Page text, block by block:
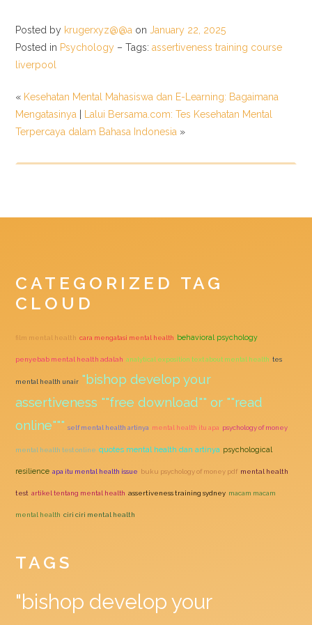
Posted by krugerxyz@@a on January 22, 2025
Posted in Psychology – Tags:assertiveness training course
liverpool
« Kesehatan Mental Mahasiswa dan E-Learning: Bagaimana
Mengatasinya
Lalui Bersama.com: Tes Kesehatan Mental
Terpercaya dalam Bahasa Indonesia »
CATEGORIZED TAG
CLOUD
film mental health cara mengatasi mental health behavioral psychology
penyebab mental health adalah analytical exposition text about mental health tes
mental health unair "bishop develop your
assertiveness ""free download"" or ""read
online""" self mental health artinya mental health itu apa psychology of money
mental health test online quotes mental health dan artinya psychological
resilience apa itu mental health issue buku psychology of money pdf mental health
test artikel tentang mental health assertiveness training sydney macam macam
mental health ciri ciri mental health
TAGS
"bishop develop your